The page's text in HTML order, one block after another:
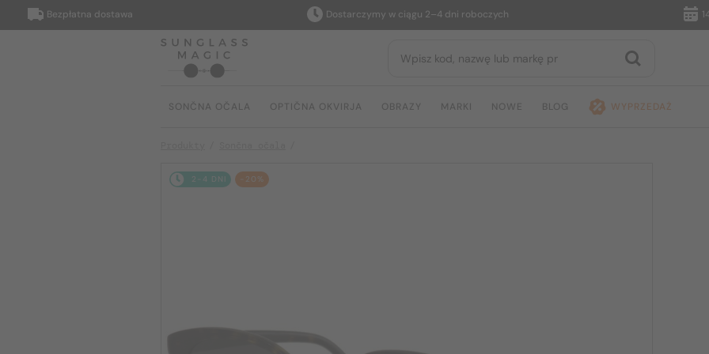
Bezpłatna dostawa Dostarczymy w ciągu 2–4 dni roboczych 14
SONČNA OČALA OPTIČNA OKVIRJA OBRAZY MARKI NOWE BLOG WYPRZEDAŻ
2-4 DNI -20%